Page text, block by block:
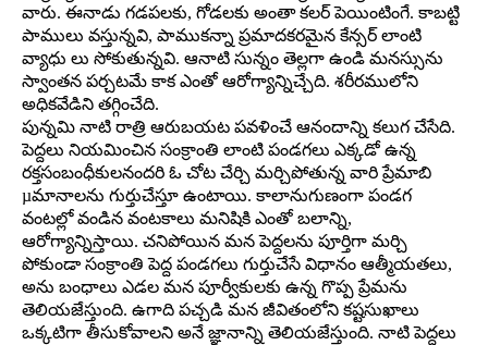
వారు. ఈనాడు గడపలకు, గోడలకు అంతా కలర్‌ పెయింటింగే. కాబట్టి
పాములు వస్తున్నవి, పాముకన్నా ప్రమాదకరమైన కేన్సర్‌ లాంటి
వ్యాధు లు సోకుతున్నవి. ఆనాటి సున్నం తెల్లగా ఉండి మనస్సును
స్వాంతన పర్చటమే కాక ఎంతో ఆరోగ్యాన్నిచ్చేది. శరీరములోని
అధికవేడిని తగ్గించేది.
పున్నమి నాటి రాత్రి ఆరుబయట పవళించే ఆనందాన్ని కలుగ చేసేది.
పెద్దలు నియమించిన సంక్రాంతి లాంటి పండగలు ఎక్కడో ఉన్న
రక్తసంబంధీకులనందరి ఓ చోట చేర్చి మర్చిపోతున్న వారి ప్రేమాబి
µమానాలను గుర్తుచేస్తూ ఉంటాయి. కాలానుగుణంగా పండగ
వంటల్లో వండిన వంటకాలు మనిషికి ఎంతో బలాన్ని,
ఆరోగ్యాన్నిస్తాయి. చనిపోయిన మన పెద్దలను పూర్తిగా మర్చి
పోకుండా సంక్రాంతి పెద్ద పండగలు గుర్తుచేసే విధానం ఆత్మీయతలు,
అను బంధాలు ఎడల మన పూర్వీకులకు ఉన్న గొప్ప ప్రేమను
తెలియజేస్తుంది. ఉగాది పచ్చడి మన జీవితంలోని కష్టసుఖాలు
ఒక్కటిగా తీసుకోవాలని అనే జ్ఞానాన్ని తెలియజేస్తుంది. నాటి పెద్దలు